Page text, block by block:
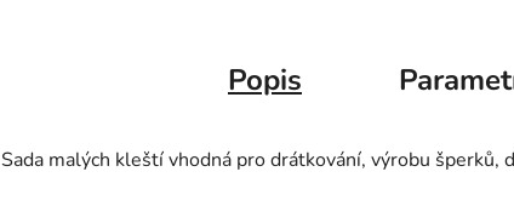
Popis
Sada malých kleští vhodná pro drátkování, výrobu šperků,